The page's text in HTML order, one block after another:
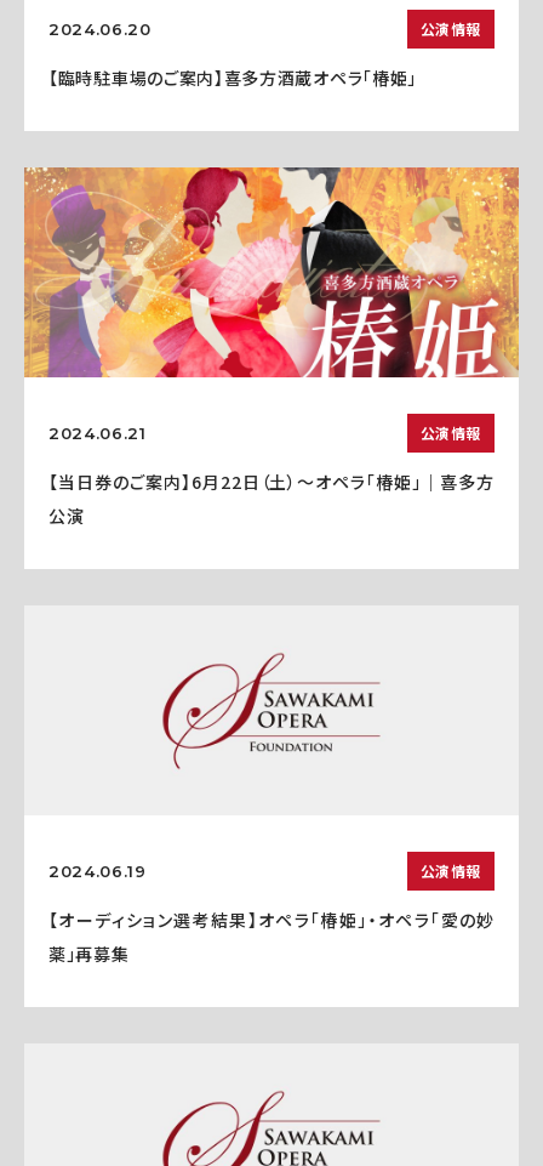
2024.06.20 公演情報
【臨時駐車場のご案内】喜多方酒蔵オペラ「椿姫」
2024.06.21 公演情報
【当日券のご案内】6月22日（土）～オペラ「椿姫」｜喜多方
公演
2024.06.19 公演情報
【オーディション選考結果】オペラ「椿姫」・オペラ「愛の妙
薬」再募集